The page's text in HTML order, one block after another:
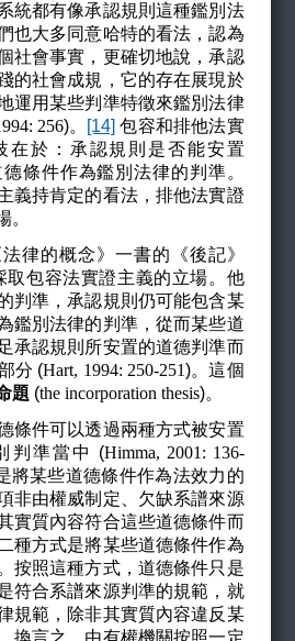
統都有像承認規則這種鑑別法
也大多同意哈特的看法，認為
社會事實，更確切地說，承認
的社會成規，它的存在展現於
運用某些判準特徵來鑑別法律
256)。 [14] 包容和排他法實
在於：承認規則是否能安置
條件作為鑑別法律的判準。
義持肯定的看法，排他法實證
。
的概念》一書的《後記》
取包容法實證主義的立場。他
判準，承認規則仍可能包含某
鑑別法律的判準，從而某些道
承認規則所安置的道德判準而
分 (Hart, 1994: 250-251)。這個
題 (the incorporation thesis)。
件可以透過兩種方式被安置
判準當中 (Himma, 2001: 136-
將某些道德條件作為法效力的
非由權威制定、欠缺系譜來源
實質內容符合這些道德條件而
種方式是將某些道德條件作為
按照這種方式，道德條件只是
符合系譜來源判準的規範，就
規範，除非其實質內容違反某
換言之，由有權機關按照一定